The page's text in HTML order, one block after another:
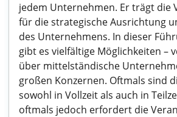
jedem Unternehmen. Er trägt die
für die strategische Ausrichtung
des Unternehmens. In dieser
gibt es vielfältige Möglichkeiten –
über mittelständische
großen Konzernen. Oftmals sind
sowohl in Vollzeit als auch in
oftmals jedoch erfordert die